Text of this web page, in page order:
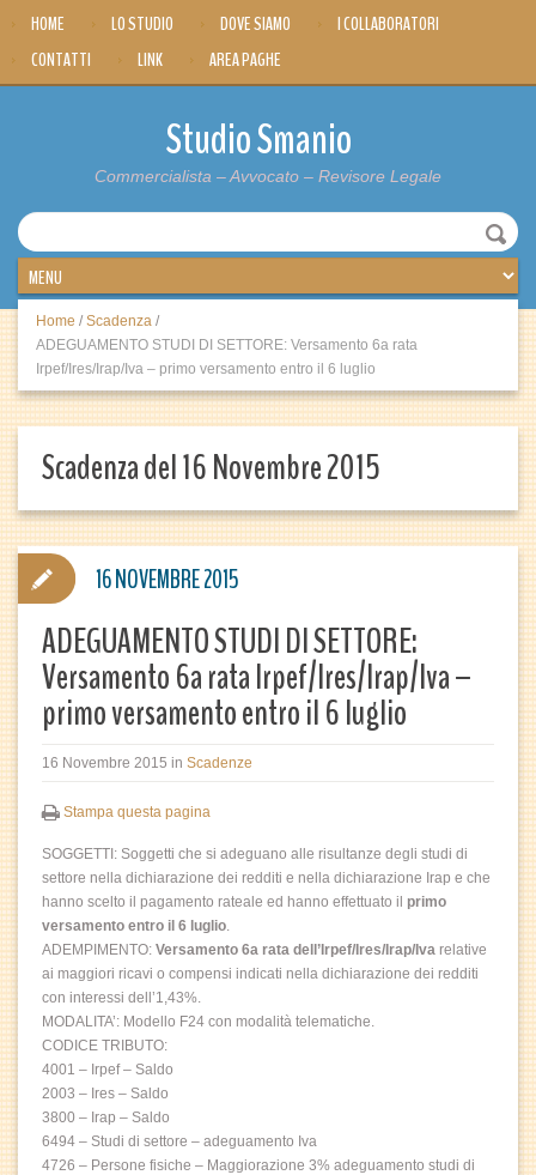
HOME LO STUDIO DOVE SIAMO
I COLLABORATORI
CONTATTI
LINK AREA PAGHE
Studio Smanio
Commercialista – Avvocato – Revisore Legale
Home / Scadenza /
ADEGUAMENTO STUDI DI SETTORE: Versamento 6a rata
Irpef/Ires/Irap/Iva – primo versamento entro il 6 luglio
Scadenza del 16 Novembre 2015
ADEGUAMENTO STUDI DI SETTORE:
Versamento 6a rata Irpef/Ires/Irap/Iva –
primo versamento entro il 6 luglio
16 Novembre 2015 in Scadenze
Stampa questa pagina
SOGGETTI: Soggetti che si adeguano alle risultanze degli studi di
settore nella dichiarazione dei redditi e nella dichiarazione Irap e che
hanno scelto il pagamento rateale ed hanno effettuato il primo
versamento entro il 6 luglio.
ADEMPIMENTO: Versamento 6a rata dell’Irpef/Ires/Irap/Iva relative
ai maggiori ricavi o compensi indicati nella dichiarazione dei redditi
con interessi dell’1,43%.
MODALITA’: Modello F24 con modalità telematiche.
CODICE TRIBUTO:
4001 – Irpef – Saldo
2003 – Ires – Saldo
3800 – Irap – Saldo
6494 – Studi di settore – adeguamento Iva
4726 – Persone fisiche – Maggiorazione 3% adeguamento studi di
16 NOVEMBRE 2015